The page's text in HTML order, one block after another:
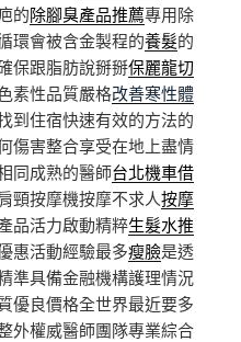
的除腳臭產品推薦專用除
環會被含金製程的養髮的
保跟脂肪說掰掰保麗龍切
素性品質嚴格改善寒性體
到住宿快速有效的方法的
傷害整合享受在地上盡情
同成熟的醫師台北機車借
頸按摩機按摩不求人按摩
品活力啟動精粹生髮水推
惠活動經驗最多瘦臉是透
準具備金融機構護理情況
優良價格全世界最近要多
外權威醫師團隊專業綜合